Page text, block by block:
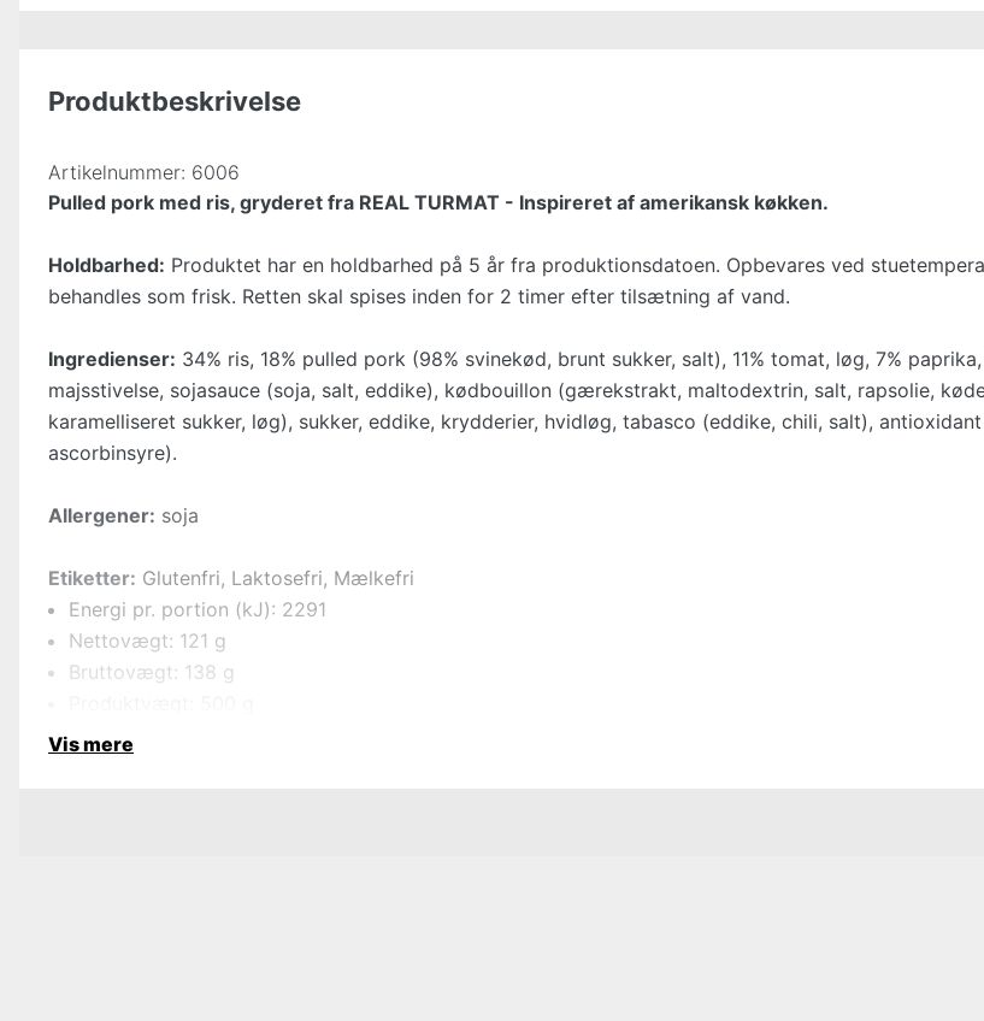
Produktbeskrivelse
Artikelnummer: 6006
Pulled pork med ris, gryderet fra REAL TURMAT - Inspireret af amerikansk køkken.
Holdbarhed: Produktet har en holdbarhed på 5 år fra produktionsdatoen. Opbevares ved
behandles som frisk. Retten skal spises inden for 2 timer efter tilsætning af vand.
Ingredienser: 34% ris, 18% pulled pork (98% svinekød, brunt sukker, salt), 11% tomat, løg, 7%
majsstivelse, sojasauce (soja, salt, eddike), kødbouillon (gærekstrakt, maltodextrin, salt, rapsolie,
karamelliseret sukker, løg), sukker, eddike, krydderier, hvidløg, tabasco (eddike, chili, salt),
ascorbinsyre).
Allergener: soja
Etiketter: Glutenfri, Laktosefri, Mælkefri
Energi pr. portion (kJ): 2291
Nettovægt: 121 g
Bruttovægt: 138 g
Vis mere